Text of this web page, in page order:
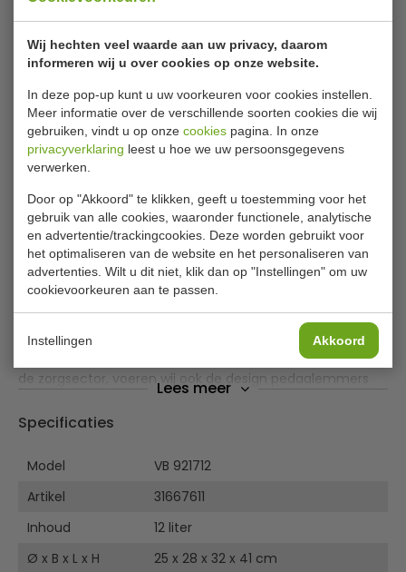
Wij hechten veel waarde aan uw privacy, daarom
informeren wij u over cookies op onze website.
In deze pop-up kunt u uw voorkeuren voor cookies instellen.
Meer informatie over de verschillende soorten cookies die wij
gebruiken, vindt u op onze cookies pagina. In onze
privacyverklaring leest u hoe we uw persoonsgegevens
verwerken.
Door op "Akkoord" te klikken, geeft u toestemming voor het
gebruik van alle cookies, waaronder functionele, analytische
en advertentie/trackingcookies. Deze worden gebruikt voor
het optimaliseren van de website en het personaliseren van
advertenties. Wilt u dit niet, klik dan op "Instellingen" om uw
cookievoorkeuren aan te passen.
Instellingen Akkoord
Ofbetaal14,92in 3 termijnenmet Klarna
✔ Gratis verzending* ✔ 24 uur levering ✔ Laagste
prijsgarantie
zwart/mat RVS inhoud van 12 liter
Fraai vormgegeven pedaaldemmer sandcoated met
opvallende handgrepen en bol deksel. Retro uitstraling.
Voorzien van kunststof binnenemmer en gedempt
sluitend deksel. Een pedaal zorgt voor hygienisch gebruik
van een afvalbak (conform HACCP), de afvalbak hoeft
immers niet met de hand bediend te worden. Naast onze
professionele pedaalemmers voor o.a. grootkeukens en
de zorgsector, voeren wij ook de design pedaalemmers
van de diverse A-merken en ons eigen huismerk EKO.
Sandcoated
Lees meer
Specificaties
Model
VB 921712
Artikel
31667611
Inhoud
12 liter
Ø x B x L x H
25 x 28 x 32 x 41 cm